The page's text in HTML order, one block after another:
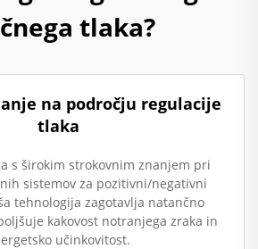
tlaka?
na področju regulacije
tlaka
s širokim strokovnim znanjem pri
sistemov za pozitivni/negativni
tehnologija zagotavlja natančno
kakovost notranjega zraka in
učinkovitost.